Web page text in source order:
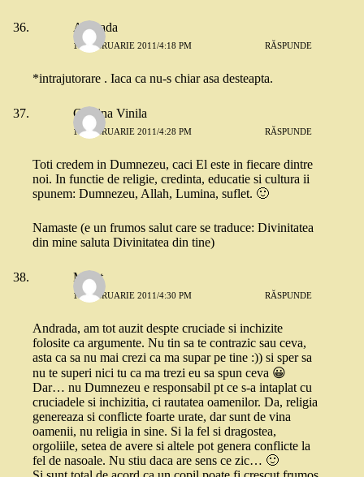
Andrada
17 FEBRUARIE 2011/4:18 PM RĂSPUNDE
*intrajutorare . Iaca ca nu-s chiar asa desteapta.
Cristina Vinila
17 FEBRUARIE 2011/4:28 PM RĂSPUNDE
Toti credem in Dumnezeu, caci El este in fiecare dintre
noi. In functie de religie, credinta, educatie si cultura ii
spunem: Dumnezeu, Allah, Lumina, suflet. 🙂
Namaste (e un frumos salut care se traduce: Divinitatea
din mine saluta Divinitatea din tine)
Merat
17 FEBRUARIE 2011/4:30 PM RĂSPUNDE
Andrada, am tot auzit despte cruciade si inchizite
folosite ca argumente. Nu tin sa te contrazic sau ceva,
asta ca sa nu mai crezi ca ma supar pe tine :)) si sper sa
nu te superi nici tu ca ma trezi eu sa spun ceva 😀
Dar… nu Dumnezeu e responsabil pt ce s-a intaplat cu
cruciadele si inchizitia, ci rautatea oamenilor. Da, religia
genereaza si conflicte foarte urate, dar sunt de vina
oamenii, nu religia in sine. Si la fel si dragostea,
orgoliile, setea de avere si altele pot genera conflicte la
fel de nasoale. Nu stiu daca are sens ce zic… 🙂